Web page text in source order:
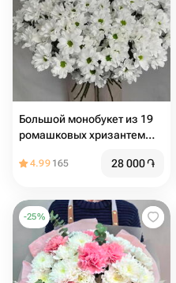
Большой монобукет из 19
ромашковых хризантем
4.99 165 28 000֏
-25%